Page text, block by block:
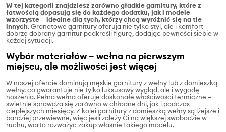
W tej kategorii znajdziesz zarówno gładkie garnitury, które z
łatwością dopasują się do każdego dodatku, jak i modele
wzorzyste – idealne dla tych, którzy chcą wyróżnić się na tle
innych. Granatowe garnitury oferują nie tylko styl, ale i komfort –
dobrze dobrany garnitur podkreśli figurę, dodając pewności siebie w
każdej sytuacji.
Wybór materiałów – wełna na pierwszym
miejscu, ale możliwości jest więcej
W naszej ofercie dominują męskie garnitury z wełny lub z domieszką
wełny, co gwarantuje nie tylko luksusowy wygląd, ale i wygodę
noszenia. Pełna wełna oferuje doskonałe właściwości termiczne –
świetnie sprawdza się zarówno w chłodne dni, jak i podczas
cieplejszych miesięcy. Z kolei garnitury z domieszką wełny są lżejsze i
bardziej przewiewne, więc jeśli zależy Ci na większej swobodzie w
ruchu, warto rozważyć zakup właśnie takiego modelu.